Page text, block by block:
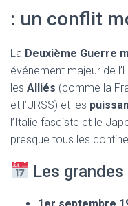
: un conflit
La Deuxième Guerre
événement majeur de
les Alliés (comme la
et l’URSS) et les
l’Italie fasciste et le
presque tous les
Les